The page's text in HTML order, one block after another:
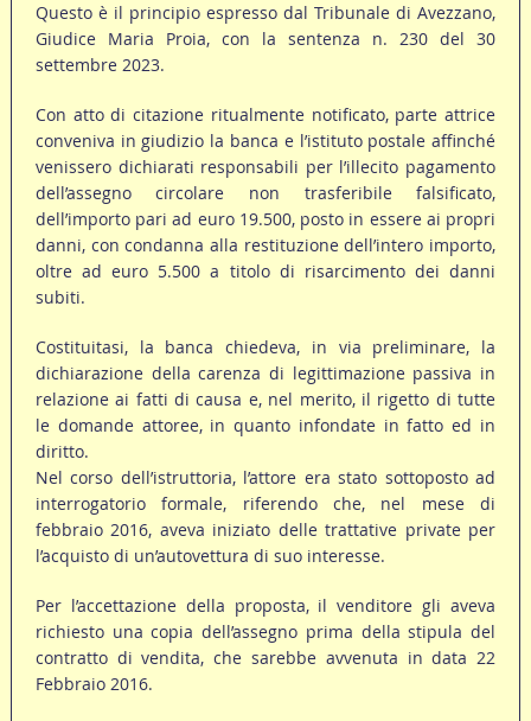
Questo è il principio espresso dal Tribunale di Avezzano,
Giudice Maria Proia, con la sentenza n. 230 del 30
settembre 2023.
Con atto di citazione ritualmente notificato, parte attrice
conveniva in giudizio la banca e l’istituto postale affinché
venissero dichiarati responsabili per l’illecito pagamento
dell’assegno circolare non trasferibile falsificato,
dell’importo pari ad euro 19.500, posto in essere ai propri
danni, con condanna alla restituzione dell’intero importo,
oltre ad euro 5.500 a titolo di risarcimento dei danni
subiti.
Costituitasi, la banca chiedeva, in via preliminare, la
dichiarazione della carenza di legittimazione passiva in
relazione ai fatti di causa e, nel merito, il rigetto di tutte
le domande attoree, in quanto infondate in fatto ed in
diritto.
Nel corso dell’istruttoria, l’attore era stato sottoposto ad
interrogatorio formale, riferendo che, nel mese di
febbraio 2016, aveva iniziato delle trattative private per
l’acquisto di un’autovettura di suo interesse.
Per l’accettazione della proposta, il venditore gli aveva
richiesto una copia dell’assegno prima della stipula del
contratto di vendita, che sarebbe avvenuta in data 22
Febbraio 2016.